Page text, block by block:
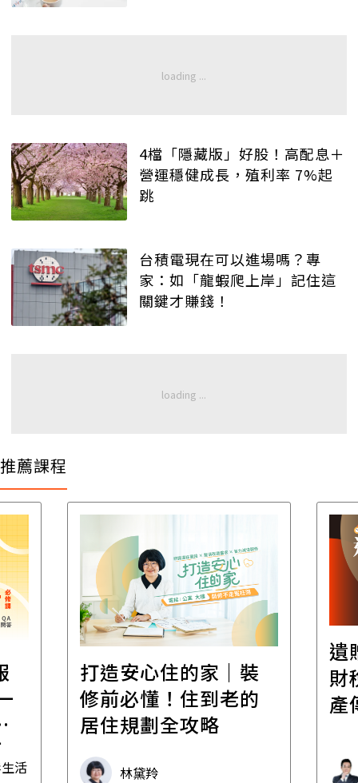
4檔「隱藏版」好股！高配息＋
營運穩健成長，殖利率 7%起
跳
台積電現在可以進場嗎？專
家：如「龍蝦爬上岸」記住這
關鍵才賺錢！
推薦課程
活
打造安心住的家｜裝
修前必懂！住到老的
居住規劃全攻略
林黛羚
遺
財
產